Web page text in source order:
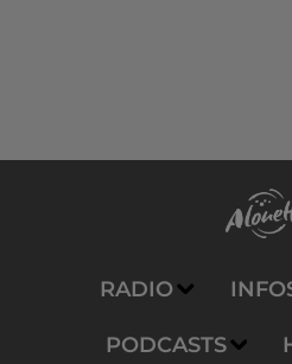
RADIO
PODCASTS